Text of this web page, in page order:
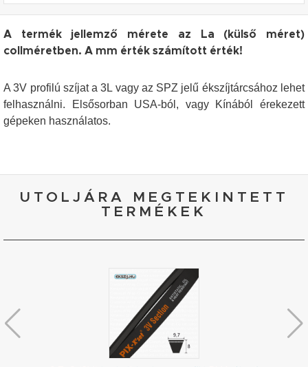
A termék jellemző mérete az La (külső méret)
collméretben. A mm érték számított érték!
A 3V profilú szíjat a 3L vagy az SPZ jelű ékszíjtárcsához lehet
felhasználni. Elsősorban USA-ból, vagy Kínából érekezett
gépeken használatos.
UTOLJÁRA MEGTEKINTETT
TERMÉKEK